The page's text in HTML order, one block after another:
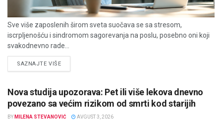
Sve više zaposlenih širom sveta suočava se sa stresom,
iscrpljenošću i sindromom sagorevanja na poslu, posebno oni koji
svakodnevno rade...
SAZNAJTE VIŠEDETAILS
Nova studija upozorava: Pet ili više lekova dnevno
povezano sa većim rizikom od smrti kod starijih
BY MILENA STEVANOVIĆ AVGUST 3, 2026